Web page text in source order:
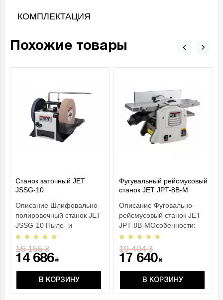
КОМПЛЕКТАЦИЯ
Похожие товары
Станок заточный JET
JSSG-10
Описание Шлифовально-
полировочный станок JET
JSSG-10 Пыле- и
влагоизолированные
шарикоподшипники вал..
16 155₴
14 686₴
В КОРЗИНУ
Фугувальный рейсмусовый
станок JET JPT-8B-M
Описание Фуговально-
рейсмусовый станок JET
JPT-8B-MОсобенности:
Система отключения при
перегрузке Фу..
19 404₴
17 640₴
В КОРЗИНУ